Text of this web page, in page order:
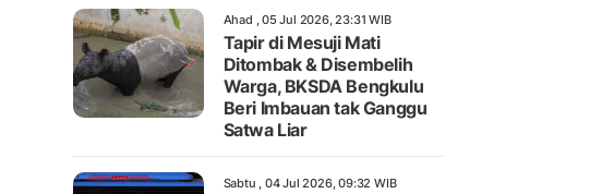
Ahad , 05 Jul 2026, 23:31 WIB
Tapir di Mesuji Mati
Ditombak & Disembelih
Warga, BKSDA Bengkulu
Beri Imbauan tak Ganggu
Satwa Liar
Sabtu , 04 Jul 2026, 09:32 WIB